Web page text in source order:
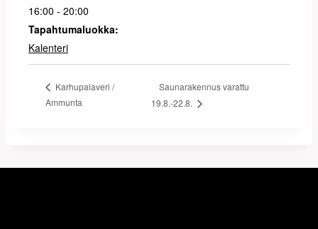
16:00 - 20:00
Tapahtumaluokka:
Kalenteri
Karhupalaveri /
Ammunta
Saunarakennus varattu
19.8.-22.8.